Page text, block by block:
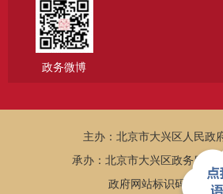
政务微博
主办：北京市大兴区人民政
承办：北京市大兴区政务服务
政府网站标识码：